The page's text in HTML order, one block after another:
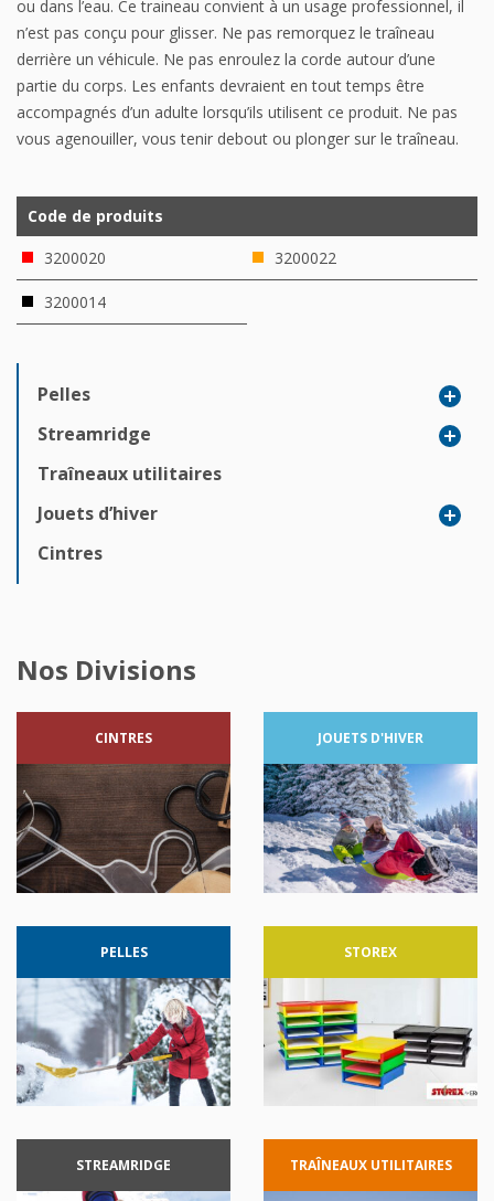
Pelles
Streamridge
Traîneaux utilitaires
Jouets d’hiver
Cintres
ou dans l’eau. Ce traineau convient à un usage professionnel, il
n’est pas conçu pour glisser. Ne pas remorquez le traîneau
derrière un véhicule. Ne pas enroulez la corde autour d’une
partie du corps. Les enfants devraient en tout temps être
accompagnés d’un adulte lorsqu’ils utilisent ce produit. Ne pas
vous agenouiller, vous tenir debout ou plonger sur le traîneau.
Code de produits
3200020
3200022
3200014
Nos Divisions
CINTRES JOUETS D'HIVER
PELLES STOREX
STREAMRIDGE TRAÎNEAUX UTILITAIRES